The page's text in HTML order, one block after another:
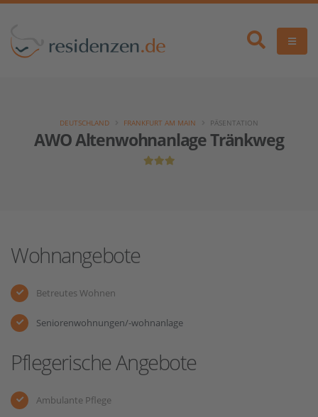
AWO Altenwohnanlage Tränkweg
DEUTSCHLAND FRANKFURT AM MAIN PÄSENTATION
Wohnangebote
Betreutes Wohnen
Seniorenwohnungen/-wohnanlage
Pflegerische Angebote
Ambulante Pflege